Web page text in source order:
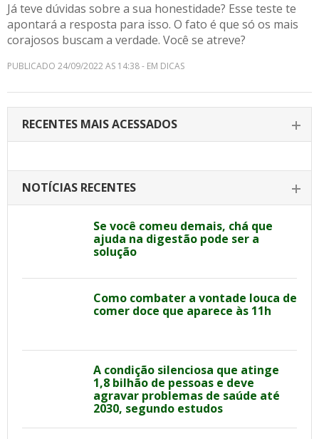
Já teve dúvidas sobre a sua honestidade? Esse teste te
apontará a resposta para isso. O fato é que só os mais
corajosos buscam a verdade. Você se atreve?
PUBLICADO 24/09/2022 AS 14:38 - EM DICAS
RECENTES MAIS ACESSADOS
NOTÍCIAS RECENTES
Se você comeu demais, chá que
ajuda na digestão pode ser a
solução
Como combater a vontade louca de
comer doce que aparece às 11h
A condição silenciosa que atinge
1,8 bilhão de pessoas e deve
agravar problemas de saúde até
2030, segundo estudos